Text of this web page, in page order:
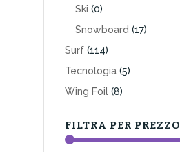
Ski (0)
Snowboard (17)
Surf (114)
Tecnologia (5)
Wing Foil (8)
FILTRA PER PREZZO